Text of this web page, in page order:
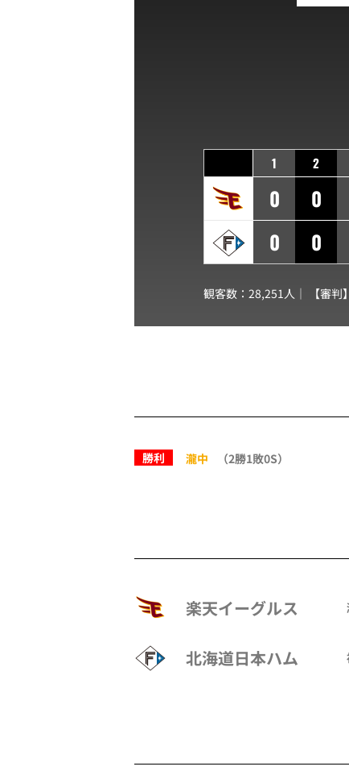
1 2
0 0
0
0
観客数：28,251人｜ 【審判
勝利 瀧中 （2勝1敗0S）
楽天イーグルス
北海道日本ハム